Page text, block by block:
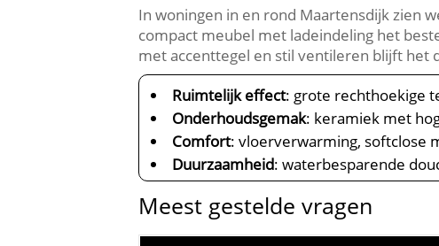
In woningen in en rond Maartensdijk zien
compact meubel met ladeindeling het
met accenttegel en stil ventileren blijft het
Ruimtelijk effect: grote rechthoekige
Onderhoudsgemak: keramiek met
Comfort: vloerverwarming, softclose
Duurzaamheid: waterbesparende
Meest gestelde vragen